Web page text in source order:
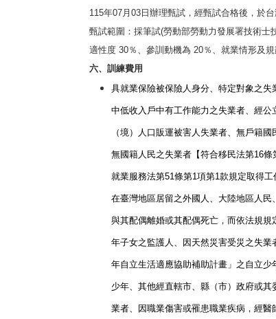
115年07 月 03日辦理甄試，經甄試合格後，於
甄試範圍：採筆試(勞動部勞動力發展署技術士
適性度 30％、參訓動機為 20％、就業情形及規
六、訓練費用
具就業保險被保險人身分、特定對象之
中低收入戶中有工作能力之失業者、經公
（境）人口販運被害人失業者、無戶籍
無國籍人民之失業者【符合移民法第16條
就業服務法第51條第1項第1款規定取得工
在臺灣地區居留之外國人、大陸地區人民
與其配偶離婚或其配偶死亡，而依法規
年子女之監護人、因天然災害受災之失
年自立生活適應協助補助計畫」之自立少
少年、其他經直轄市、縣（市）政府或
業者、因職業傷害或罹患職業疾病，經